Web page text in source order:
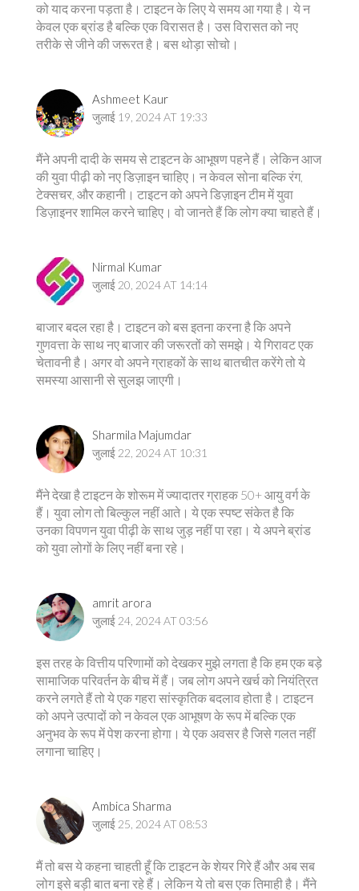
को याद करना पड़ता है। टाइटन के लिए ये समय आ गया है। ये न
केवल एक ब्रांड है बल्कि एक विरासत है। उस विरासत को नए
तरीके से जीने की जरूरत है। बस थोड़ा सोचो।
Ashmeet Kaur
जुलाई 19, 2024 AT 19:33
मैंने अपनी दादी के समय से टाइटन के आभूषण पहने हैं। लेकिन आज
की युवा पीढ़ी को नए डिज़ाइन चाहिए। न केवल सोना बल्कि रंग,
टेक्सचर, और कहानी। टाइटन को अपने डिज़ाइन टीम में युवा
डिज़ाइनर शामिल करने चाहिए। वो जानते हैं कि लोग क्या चाहते हैं।
Nirmal Kumar
जुलाई 20, 2024 AT 14:14
बाजार बदल रहा है। टाइटन को बस इतना करना है कि अपने
गुणवत्ता के साथ नए बाजार की जरूरतों को समझे। ये गिरावट एक
चेतावनी है। अगर वो अपने ग्राहकों के साथ बातचीत करेंगे तो ये
समस्या आसानी से सुलझ जाएगी।
Sharmila Majumdar
जुलाई 22, 2024 AT 10:31
मैंने देखा है टाइटन के शोरूम में ज्यादातर ग्राहक 50+ आयु वर्ग के
हैं। युवा लोग तो बिल्कुल नहीं आते। ये एक स्पष्ट संकेत है कि
उनका विपणन युवा पीढ़ी के साथ जुड़ नहीं पा रहा। ये अपने ब्रांड
को युवा लोगों के लिए नहीं बना रहे।
amrit arora
जुलाई 24, 2024 AT 03:56
इस तरह के वित्तीय परिणामों को देखकर मुझे लगता है कि हम एक बड़े
सामाजिक परिवर्तन के बीच में हैं। जब लोग अपने खर्च को नियंत्रित
करने लगते हैं तो ये एक गहरा सांस्कृतिक बदलाव होता है। टाइटन
को अपने उत्पादों को न केवल एक आभूषण के रूप में बल्कि एक
अनुभव के रूप में पेश करना होगा। ये एक अवसर है जिसे गलत नहीं
लगाना चाहिए।
Ambica Sharma
जुलाई 25, 2024 AT 08:53
मैं तो बस ये कहना चाहती हूँ कि टाइटन के शेयर गिरे हैं और अब सब
लोग इसे बड़ी बात बना रहे हैं। लेकिन ये तो बस एक तिमाही है। मैंने